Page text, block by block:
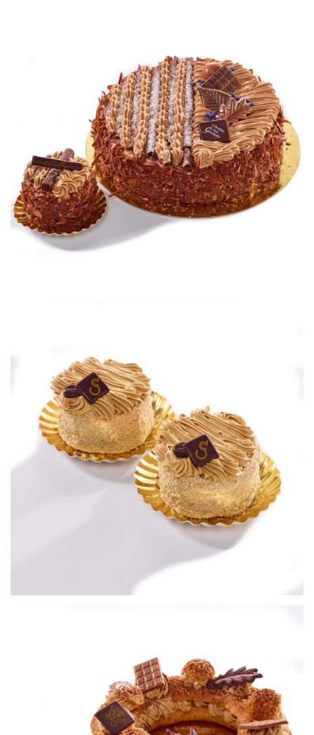
Merveilleux
Petits gâteaux
Moka
Petits gâteaux